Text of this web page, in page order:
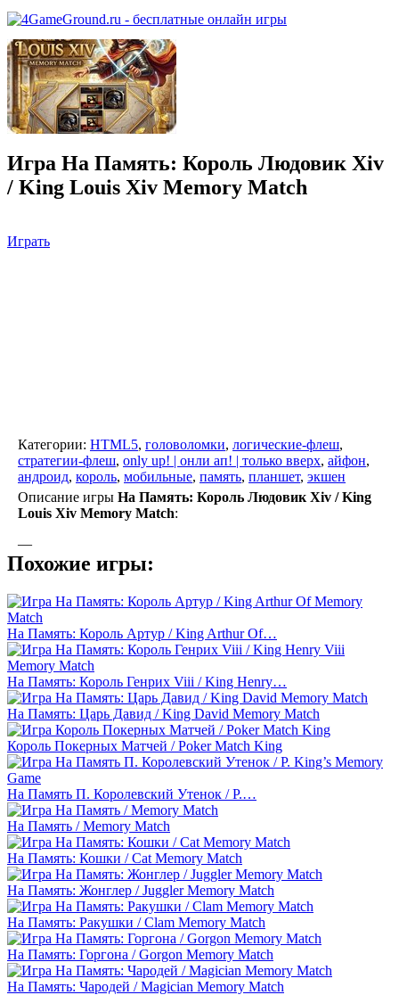
Игра На Память: Король Людовик Xiv
/ King Louis Xiv Memory Match
Играть
Категории: HTML5, головоломки, логические-флеш,
стратегии-флеш, only up! | онли ап! | только вверх, айфон,
андроид, король, мобильные, память, планшет, экшен
Описание игры На Память: Король Людовик Xiv / King
Louis Xiv Memory Match:
—
Похожие игры:
На Память: Король Артур / King Arthur Of…
На Память: Король Генрих Viii / King Henry…
На Память: Царь Давид / King David Memory Match
Король Покерных Матчей / Poker Match King
На Память П. Королевский Утенок / P.…
На Память / Memory Match
На Память: Кошки / Cat Memory Match
На Память: Жонглер / Juggler Memory Match
На Память: Ракушки / Clam Memory Match
На Память: Горгона / Gorgon Memory Match
На Память: Чародей / Magician Memory Match